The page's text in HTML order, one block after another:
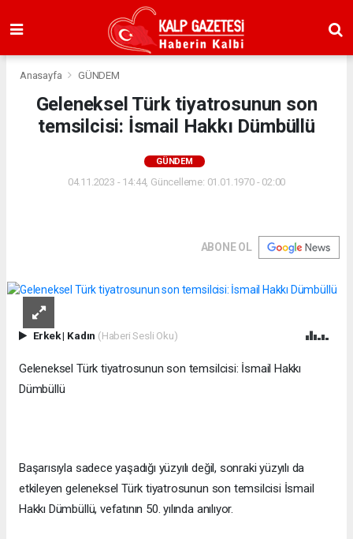
Anasayfa GÜNDEM
Geleneksel Türk tiyatrosunun son
temsilcisi: İsmail Hakkı Dümbüllü
GÜNDEM
04.11.2023 - 14:44, Güncelleme: 01.01.1970 - 02:00
ABONE OL
Erkek| Kadın (Haberi Sesli Oku)
Geleneksel Türk tiyatrosunun son temsilcisi: İsmail Hakkı
Dümbüllü
Başarısıyla sadece yaşadığı yüzyılı değil, sonraki yüzyılı da
etkileyen geleneksel Türk tiyatrosunun son temsilcisi İsmail
Hakkı Dümbüllü, vefatının 50. yılında anılıyor.